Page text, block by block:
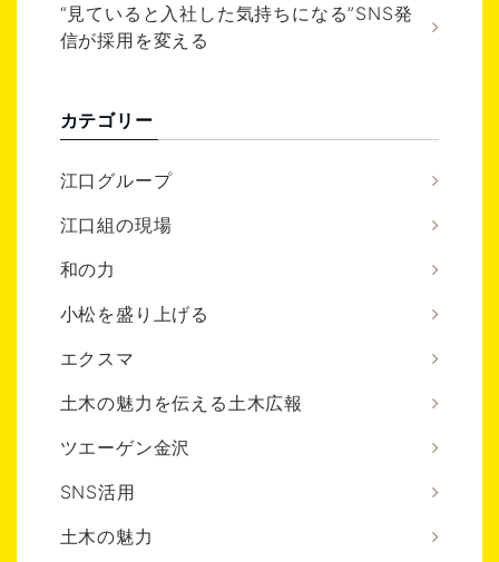
“見ていると入社した気持ちになる”SNS発
信が採用を変える
カテゴリー
江口グループ
江口組の現場
和の力
小松を盛り上げる
エクスマ
土木の魅力を伝える土木広報
ツエーゲン金沢
SNS活用
土木の魅力